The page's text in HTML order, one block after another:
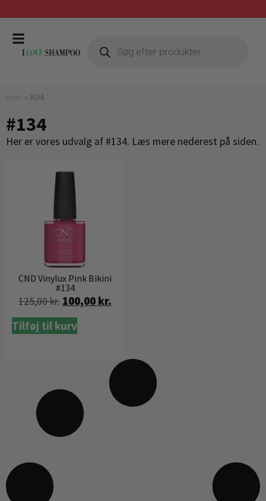
Gratis fragt ved køb over 399,-
» #134
#134
Her er vores udvalg af #134. Læs mere nederest på siden.
CND Vinylux Pink Bikini
#134
125,00kr. 100,00 kr.
Tilføj til kurv